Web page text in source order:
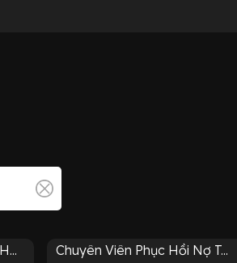
Chuyên Viên Phục Hồi Nợ T...